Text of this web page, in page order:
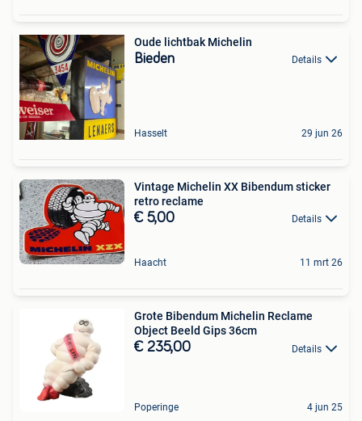
Oude lichtbak Michelin
Bieden Details
Hasselt 29 jun 26
Vintage Michelin XX Bibendum sticker
retro reclame
€ 5,00 Details
Haacht 11 mrt 26
Grote Bibendum Michelin Reclame
Object Beeld Gips 36cm
€ 235,00 Details
Poperinge 4 jun 25